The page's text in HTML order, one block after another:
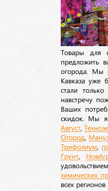
Товары для
предложить
огорода. Мы
Кавказа уже
стали
навстречу
Ваших
скидок. Мы
Август ,
Огород
Трифолиум
Грунт
химических
всех